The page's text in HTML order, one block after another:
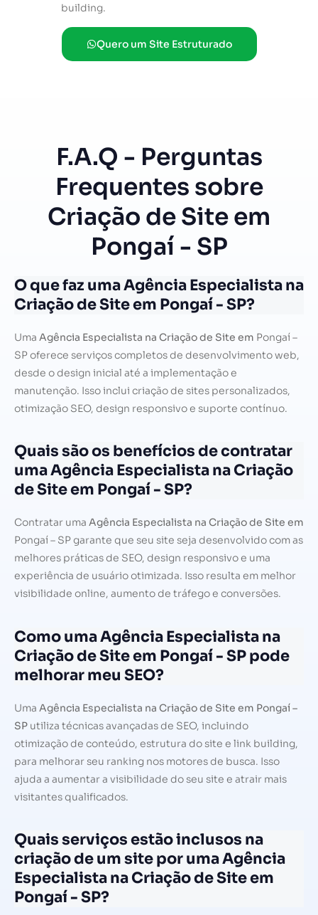
building.
Quero um Site Estruturado
F.A.Q - Perguntas
Frequentes sobre
Criação de Site em
Pongaí - SP
O que faz uma Agência Especialista na
Criação de Site em Pongaí - SP?
Uma Agência Especialista na Criação de Site em Pongaí –
SP oferece serviços completos de desenvolvimento web,
desde o design inicial até a implementação e
manutenção. Isso inclui criação de sites personalizados,
otimização SEO, design responsivo e suporte contínuo.
Quais são os benefícios de contratar
uma Agência Especialista na Criação
de Site em Pongaí - SP?
Contratar uma Agência Especialista na Criação de Site em
Pongaí – SP garante que seu site seja desenvolvido com as
melhores práticas de SEO, design responsivo e uma
experiência de usuário otimizada. Isso resulta em melhor
visibilidade online, aumento de tráfego e conversões.
Como uma Agência Especialista na
Criação de Site em Pongaí - SP pode
melhorar meu SEO?
Uma Agência Especialista na Criação de Site em Pongaí –
SP utiliza técnicas avançadas de SEO, incluindo
otimização de conteúdo, estrutura do site e link building,
para melhorar seu ranking nos motores de busca. Isso
ajuda a aumentar a visibilidade do seu site e atrair mais
visitantes qualificados.
Quais serviços estão inclusos na
criação de um site por uma Agência
Especialista na Criação de Site em
Pongaí - SP?